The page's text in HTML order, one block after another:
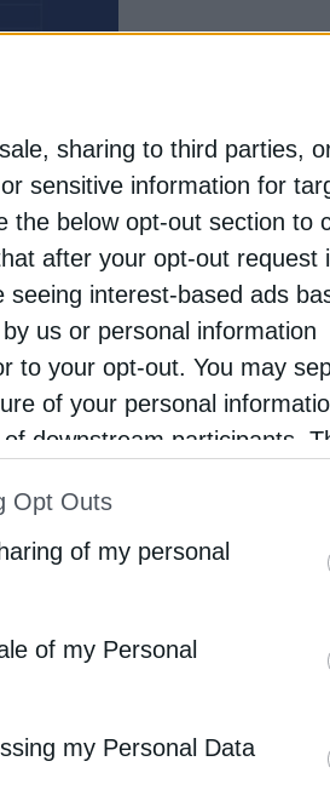
sharing to third parties,
sensitive information for
the below opt-out section to
after your opt-out request
interest-based ads
us or personal information
to your opt-out. You may
of your personal
downstream participants.
that may further
Opt Outs
of my personal
of my Personal
my Personal Data